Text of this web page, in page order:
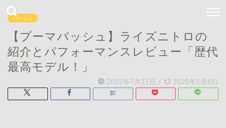
バッシュ
【プーマバッシュ】ライズニトロの
紹介とパフォーマンスレビュー「歴代
最高モデル！」
2022年7月17日 / 2025年1月6日